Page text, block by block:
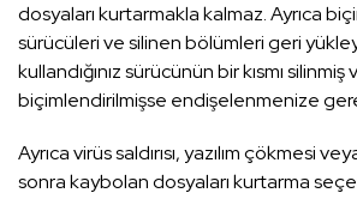
dosyaları kurtarmakla kalmaz. Ayrıca
sürücüleri ve silinen bölümleri geri
kullandığınız sürücünün bir kısmı silinmiş
biçimlendirilmişse endişelenmenize
Ayrıca virüs saldırısı, yazılım çökmesi
sonra kaybolan dosyaları kurtarma